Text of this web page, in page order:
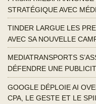
STRATÉGIQUE AVEC
TINDER LARGUE LES
AVEC SA NOUVELLE
MEDIATRANSPORTS
DÉFENDRE UNE
GOOGLE DÉPLOIE AI
CPA, LE GESTE ET LE